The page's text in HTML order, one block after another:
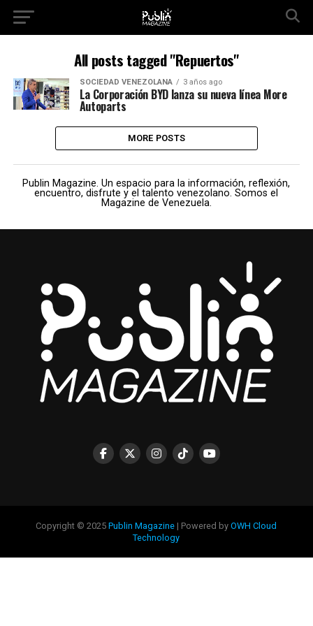
All posts tagged "Repuertos"
SOCIEDAD VENEZOLANA 3 años ago
La Corporación BYD lanza su nueva línea More
Autoparts
MORE POSTS
Publin Magazine. Un espacio para la información, reflexión,
encuentro, disfrute y el talento venezolano. Somos el
Magazine de Venezuela.
Copyright © 2025Publin Magazine | Powered byOWH Cloud
Technology